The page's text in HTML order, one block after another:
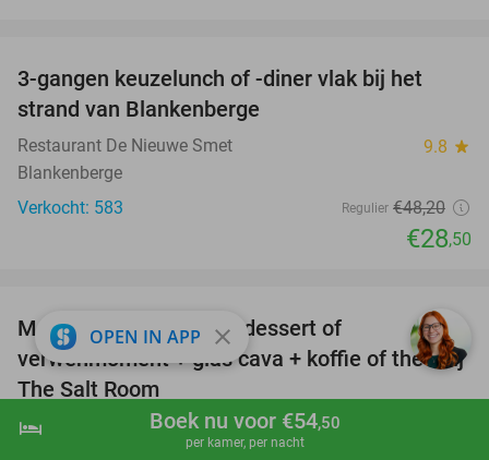
shopping_cart Boek nu
hotel Boek nu voor €54,50
per kamer, per nacht
3-gangen keuzelunch of -diner vlak bij het
strand van Blankenberge
Restaurant De Nieuwe Smet 9.8 star
Blankenberge
Verkocht: 583
Regulier €48,20
€28,50
44%
Mosselen + glas wijn + dessert of
verwenmoment + glas cava + koffie of thee bij
The Salt Room
The Salt Room
OPEN IN APP close